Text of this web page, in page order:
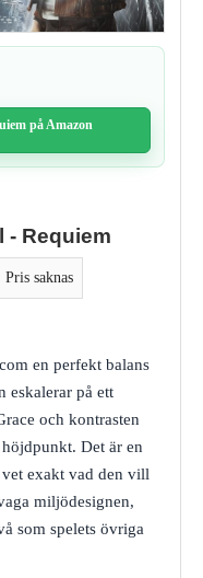
på Amazon
- Requiem
Pris saknas
en perfekt balans
eskalerar på ett
och kontrasten
Det är en
vet exakt vad den vill
miljödesignen,
som spelets övriga